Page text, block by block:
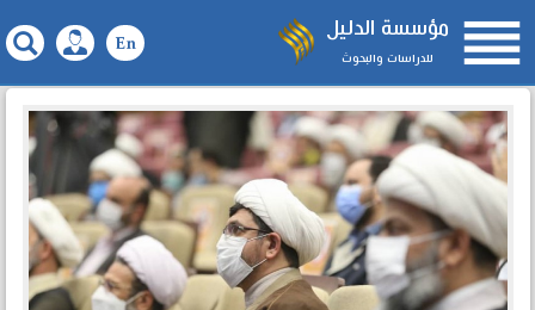
مؤسسة الدليل
للدراسات والبحوث 